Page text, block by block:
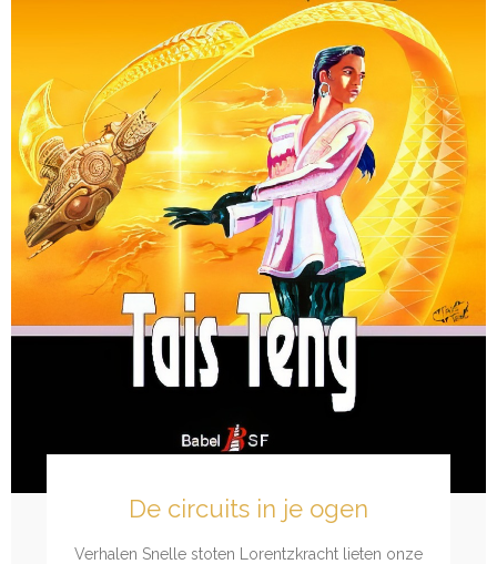
De circuits in je ogen
Verhalen Snelle stoten Lorentzkracht lieten onze